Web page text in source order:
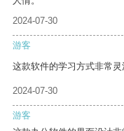
2024-07-30
游客
这款软件的学习方式非常灵
2024-07-30
游客